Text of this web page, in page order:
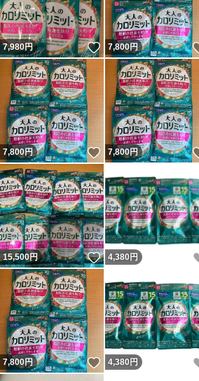
7,980円 いいね！
7,800円
7,800円 いいね！
7,800円
15,500円 いいね！
4,380 円
7,800円 いいね！
4,380 円